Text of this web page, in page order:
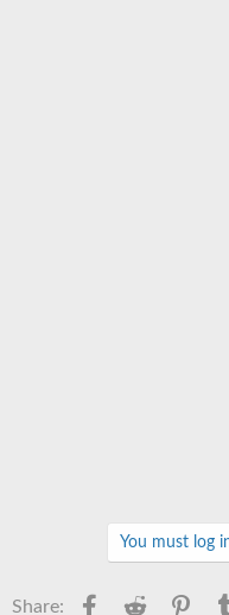
You must log
Share: Facebook
Reddit